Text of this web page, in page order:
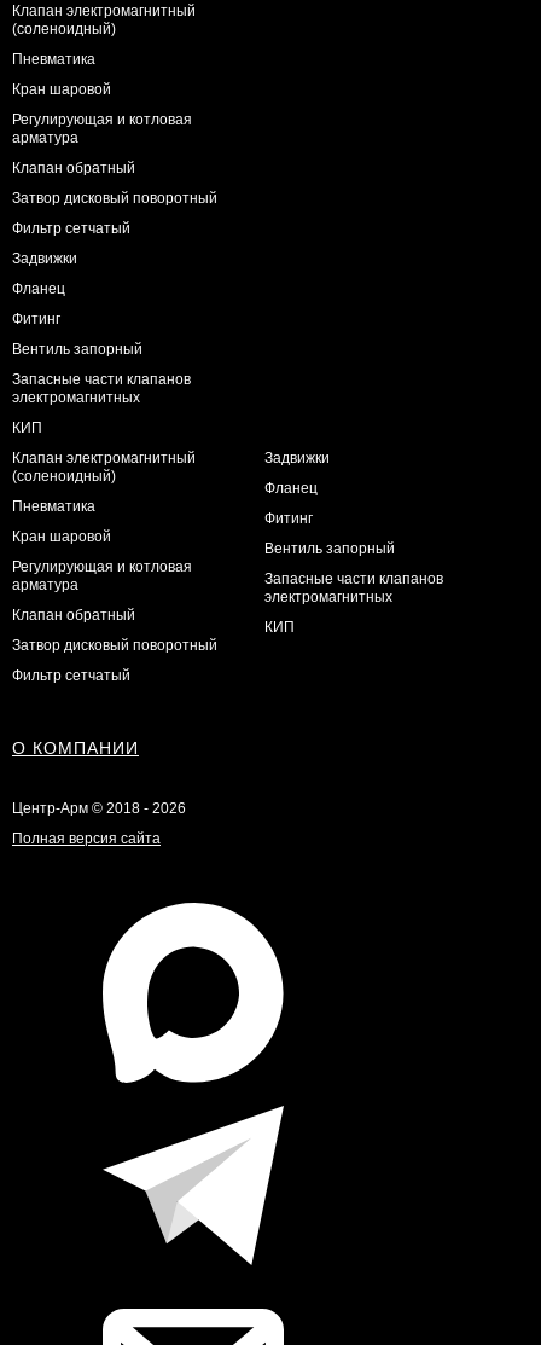
Клапан электромагнитный
(соленоидный)
Пневматика
Кран шаровой
Регулирующая и котловая
арматура
Клапан обратный
Затвор дисковый поворотный
Фильтр сетчатый
Задвижки
Фланец
Фитинг
Вентиль запорный
Запасные части клапанов
электромагнитных
КИП
Клапан электромагнитный
(соленоидный)
Пневматика
Кран шаровой
Регулирующая и котловая
арматура
Клапан обратный
Затвор дисковый поворотный
Фильтр сетчатый
Задвижки
Фланец
Фитинг
Вентиль запорный
Запасные части клапанов
электромагнитных
КИП
О КОМПАНИИ
Центр-Арм © 2018 - 2026
Полная версия сайта